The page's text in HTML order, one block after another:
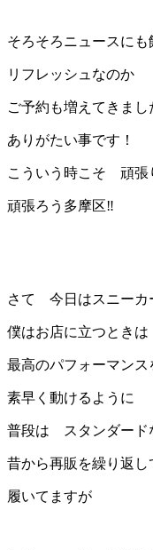
そろそろニュースにも
リフレッシュなのか
ご予約も増えてきまし
ありがたい事です！
こういう時こそ 頑張
頑張ろう多摩区‼️
さて 今日はスニーカ
僕はお店に立つとき
最高のパフォーマンス
素早く動けるように
普段は スタンダード
昔から再販を繰り返
履いてますが